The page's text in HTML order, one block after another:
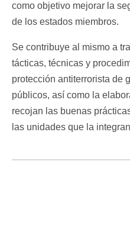
como objetivo mejorar la
de los estados miembros.
Se contribuye al mismo a
tácticas, técnicas y
protección antiterrorista de
públicos, así como la
recojan las buenas
las unidades que la